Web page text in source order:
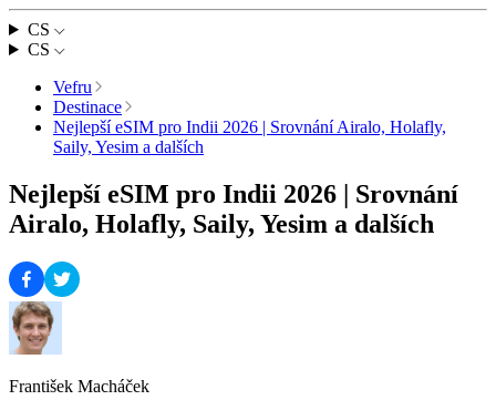
CS
CS
Vefru
Destinace
Nejlepší eSIM pro Indii 2026 | Srovnání Airalo, Holafly,
Saily, Yesim a dalších
Nejlepší eSIM pro Indii 2026 | Srovnání
Airalo, Holafly, Saily, Yesim a dalších
František Macháček